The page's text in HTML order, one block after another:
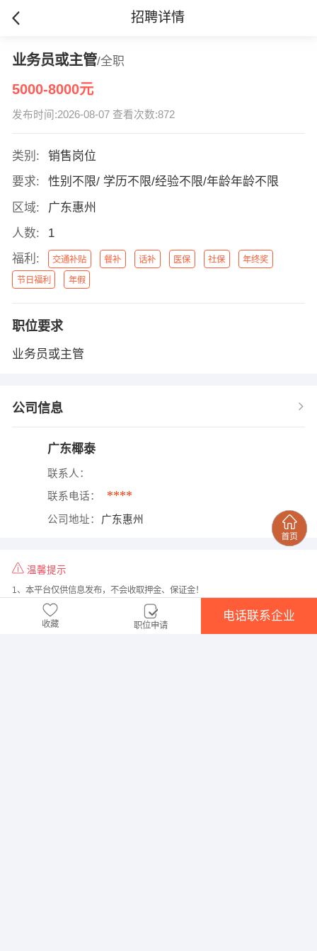
招聘详情
业务员或主管/全职
5000-8000元
发布时间:2026-08-07 查看次数:872
类别:
销售岗位
要求:
性别不限/ 学历不限/经验不限/年龄年龄不限
区域:
广东惠州
人数:
1
福利:
交通补贴 餐补 话补 医保 社保 年终奖
节日福利 年假
职位要求
业务员或主管
公司信息
广东椰泰
联系人：
联系电话： ****
公司地址： 广东惠州
温馨提示
1、本平台仅供信息发布，不会收取押金、保证金！
2、请告知用人单位，是在
郧西人才网上看到该招聘信息的！
收藏
职位申请
电话联系企业